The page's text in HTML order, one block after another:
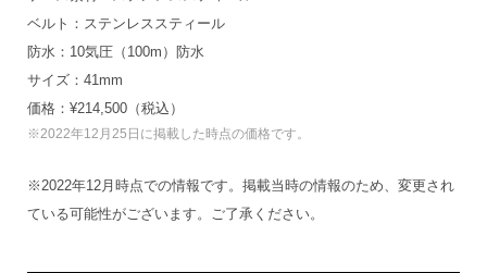
ベルト：ステンレススティール
防水：10気圧（100m）防水
サイズ：41mm
価格：¥214,500（税込）
※2022年12月25日に掲載した時点の価格です。
※2022年12月時点での情報です。掲載当時の情報のため、変更され
ている可能性がございます。ご了承ください。